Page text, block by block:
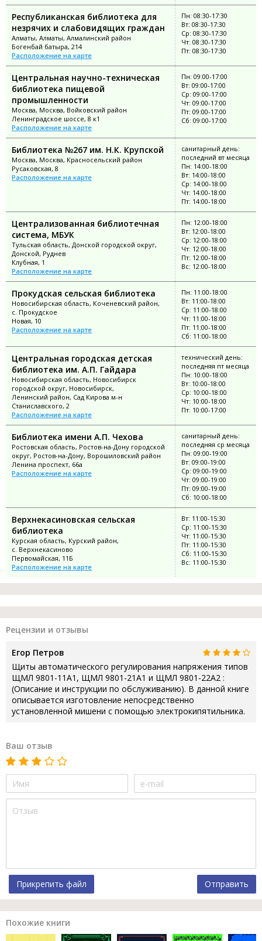
Республиканская библиотека для
незрячих и слабовидящих граждан
Алматы, Алматы, Алмалинский район
Богенбай батыра, 214
Расположение на карте
Пн: 08:30-17:30
Вт: 08:30-17:30
Ср: 08:30-17:30
Чт: 08:30-17:30
Пт: 08:30-17:30
Центральная научно-техническая
библиотека пищевой
промышленности
Москва, Москва, Войковский район
Ленинградское шоссе, 8 к1
Расположение на карте
Пн: 09:00-17:00
Вт: 09:00-17:00
Ср: 09:00-17:00
Чт: 09:00-17:00
Пт: 09:00-17:00
Сб: 09:00-17:00
Библиотека №267 им. Н.К. Крупской
Москва, Москва, Красносельский район
Русаковская, 8
Расположение на карте
санитарный день:
последний вт месяца
Пн: 14:00-18:00
Вт: 14:00-18:00
Ср: 14:00-18:00
Чт: 14:00-18:00
Пт: 14:00-18:00
Централизованная библиотечная
система, МБУК
Тульская область, Донской городской округ,
Донской, Руднев
Клубная, 1
Расположение на карте
Пн: 12:00-18:00
Вт: 12:00-18:00
Ср: 12:00-18:00
Чт: 12:00-18:00
Пт: 12:00-18:00
Вс: 12:00-18:00
Прокудская сельская библиотека
Новосибирская область, Коченевский район,
с. Прокудское
Новая, 10
Расположение на карте
Пн: 11:00-18:00
Вт: 11:00-18:00
Ср: 11:00-18:00
Чт: 11:00-18:00
Пт: 11:00-18:00
Сб: 11:00-18:00
Центральная городская детская
библиотека им. А.П. Гайдара
Новосибирская область, Новосибирск
городской округ, Новосибирск,
Ленинский район, Сад Кирова м-н
Станиславского, 2
Расположение на карте
технический день:
последняя пт месяца
Пн: 10:00-18:00
Вт: 10:00-18:00
Ср: 10:00-18:00
Чт: 10:00-18:00
Пт: 10:00-17:00
Библиотека имени А.П. Чехова
Ростовская область, Ростов-на-Дону городской
округ, Ростов-на-Дону, Ворошиловский район
Ленина проспект, 66а
Расположение на карте
санитарный день:
последняя ср месяца
Пн: 09:00-19:00
Вт: 09:00-19:00
Ср: 09:00-19:00
Чт: 09:00-19:00
Пт: 09:00-19:00
Сб: 10:00-18:00
Верхнекасиновская сельская
библиотека
Курская область, Курский район,
с. Верхнекасиново
Первомайская, 11Б
Расположение на карте
Вт: 11:00-15:30
Ср: 11:00-15:30
Чт: 11:00-15:30
Пт: 11:00-15:30
Сб: 11:00-15:30
Вс: 11:00-15:30
Рецензии и отзывы
Егор Петров
Щиты автоматического регулирования напряжения типов
ЩМЛ 9801-11А1, ЩМЛ 9801-21А1 и ЩМЛ 9801-22А2 :
(Описание и инструкции по обслуживанию). В данной книге
описывается изготовление непосредственно
установленной мишени с помощью электрокипятильника.
Ваш отзыв
Прикрепить файл Отправить
Похожие книги